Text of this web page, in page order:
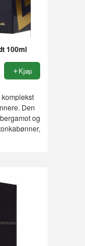
100ml
Kjøp
Den
og